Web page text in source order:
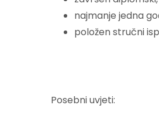
najmanje jedna
položen stručni
Posebni uvjeti: